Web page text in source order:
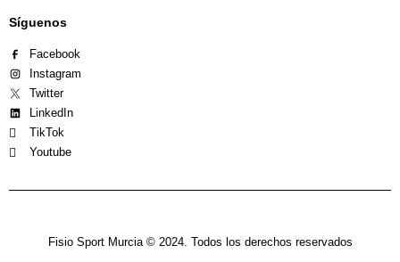
Síguenos
Facebook
Instagram
Twitter
LinkedIn
TikTok
Youtube
Fisio Sport Murcia © 2024. Todos los derechos reservados